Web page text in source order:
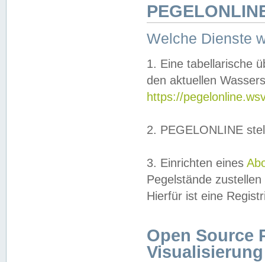
Welche Dienste
1. Eine tabellarische
den aktuellen
https://
2. PEGELONLINE
3. Einrichten eines
Pegelstände
Hierfür ist eine
Open Source
Visualisierung